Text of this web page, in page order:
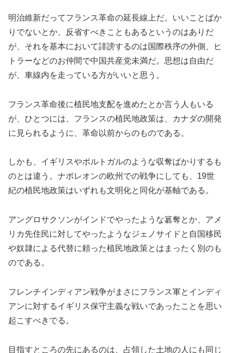
明治維新だってフランス革命の延長線上だ。いいことばか
りでないとか、反省すべきこともあるというのはありだ
が、それを基本において誹謗するのは国際秩序の外側、ヒ
トラーなどのお仲間で中国共産党未満だ。思想は自由だ
が、車線内を走っている方がいいと思う。
フランス革命後に植民地支配を進めたとか言う人もいる
が、ひとつには、フランスの植民地政策は、カナダの開発
に見られるように、革命以前からのものである。
しかも、イギリスやポルトガルのような収奪ばかりするも
のとは違う。ナポレオンの欧州での戦争にしても、19世
紀の植民地政策はいずれも文明化と同化が基軸である。
アングロサクソンがインドでやったような簒奪とか、アメ
リカ先住民に対してやったようなジェノサイドと自国移民
や奴隷による代替に頼った植民地政策とはまったく別のも
のである。
フレンチインディアン戦争がまさにフランス軍とインディ
アンに対するイギリス保守主義な戦いであったことを思い
起こすべきでる。
目指すところの先にあるのは、占領した土地の人にも同じ